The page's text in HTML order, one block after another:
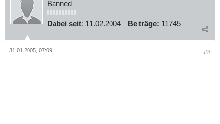
Banned
Dabei seit: 11.02.2004 Beiträge: 11745
#8
31.01.2005, 07:09